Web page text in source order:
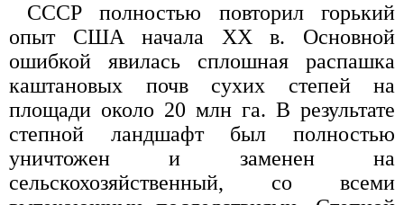
СССР полностью повторил горький
опыт США начала XX в. Основной
ошибкой явилась сплошная распашка
каштановых почв сухих степей на
площади около 20 млн га. В результате
степной ландшафт был полностью
уничтожен и заменен на
сельскохозяйственный, со всеми